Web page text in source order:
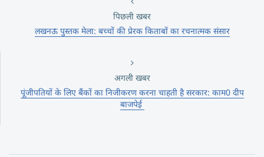
पिछली खबर
लखनऊ पुस्तक मेला: बच्चों की प्रेरक किताबों का रचनात्मक संसार
अगली खबर
पूंजीपतियों के लिए बैंकों का निजीकरण करना चाहती है सरकार: काम0 दीप
बाजपेई